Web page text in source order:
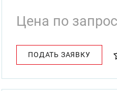
Цена по
ПОДАТЬ ЗАЯВКУ